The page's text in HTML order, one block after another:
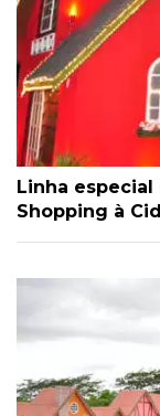
Linha
Shopping à